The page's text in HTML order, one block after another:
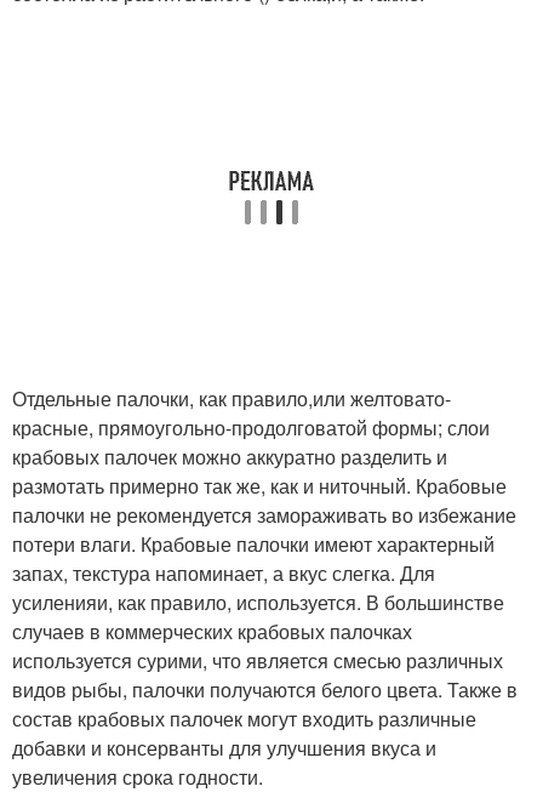
Отдельные палочки, как правило,или желтовато-
красные, прямоугольно-продолговатой формы; слои
крабовых палочек можно аккуратно разделить и
размотать примерно так же, как и ниточный. Крабовые
палочки не рекомендуется замораживать во избежание
потери влаги. Крабовые палочки имеют характерный
запах, текстура напоминает, а вкус слегка. Для
усиленияи, как правило, используется. В большинстве
случаев в коммерческих крабовых палочках
используется сурими, что является смесью различных
видов рыбы, палочки получаются белого цвета. Также в
состав крабовых палочек могут входить различные
добавки и консерванты для улучшения вкуса и
увеличения срока годности.